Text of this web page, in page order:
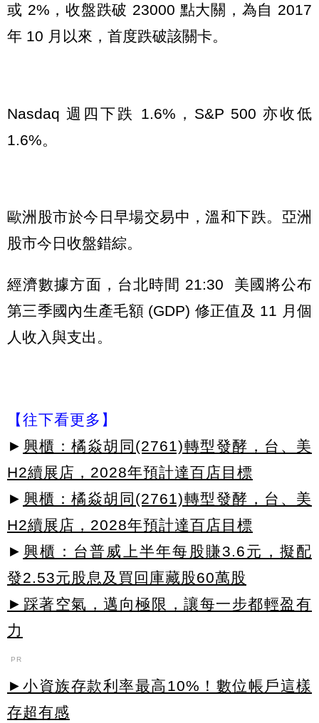
或 2%，收盤跌破 23000 點大關，為自 2017
年 10 月以來，首度跌破該關卡。
Nasdaq 週四下跌 1.6%，S&P 500 亦收低
1.6%。
歐洲股市於今日早場交易中，溫和下跌。亞洲
股市今日收盤錯綜。
經濟數據方面，台北時間 21:30 美國將公布
第三季國內生產毛額 (GDP) 修正值及 11 月個
人收入與支出。
【往下看更多】
► 興櫃：橘焱胡同(2761)轉型發酵，台、美
H2續展店，2028年預計達百店目標
► 興櫃：橘焱胡同(2761)轉型發酵，台、美
H2續展店，2028年預計達百店目標
► 興櫃：台普威上半年每股賺3.6元，擬配
發2.53元股息及買回庫藏股60萬股
►踩著空氣，邁向極限，讓每一步都輕盈有
力
PR
►小資族存款利率最高10%！數位帳戶這樣
存超有感